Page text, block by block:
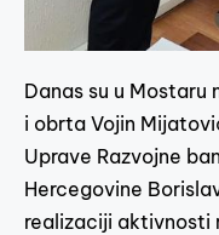
Danas su u
i obrta Vojin
Uprave Razvojne
Hercegovine
realizaciji aktivnosti